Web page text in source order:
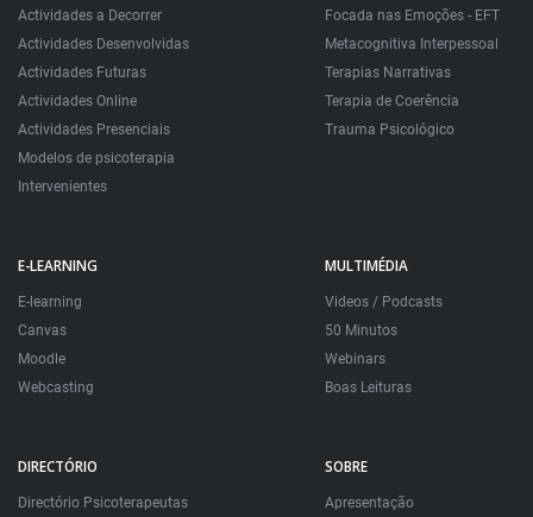
Actividades a Decorrer
Actividades Desenvolvidas
Actividades Futuras
Actividades Online
Actividades Presenciais
Modelos de psicoterapia
Intervenientes
Focada nas Emoções - EFT
Metacognitiva Interpessoal
Terapias Narrativas
Terapia de Coerência
Trauma Psicológico
E-LEARNING
E-learning
Canvas
Moodle
Webcasting
MULTIMÉDIA
Videos / Podcasts
50 Minutos
Webinars
Boas Leituras
DIRECTÓRIO
Directório Psicoterapeutas
SOBRE
Apresentação